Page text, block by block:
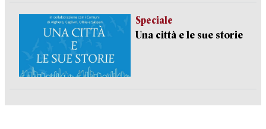
Speciale
Una città e le sue storie